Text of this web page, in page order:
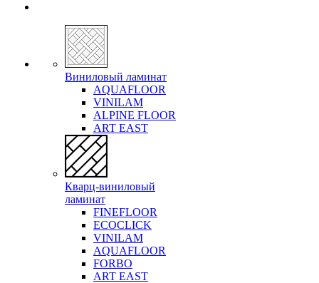
Виниловый ламинат
AQUAFLOOR
VINILAM
ALPINE FLOOR
ART EAST
Кварц-виниловый
ламинат
FINEFLOOR
ECOCLICK
VINILAM
AQUAFLOOR
FORBO
ART EAST